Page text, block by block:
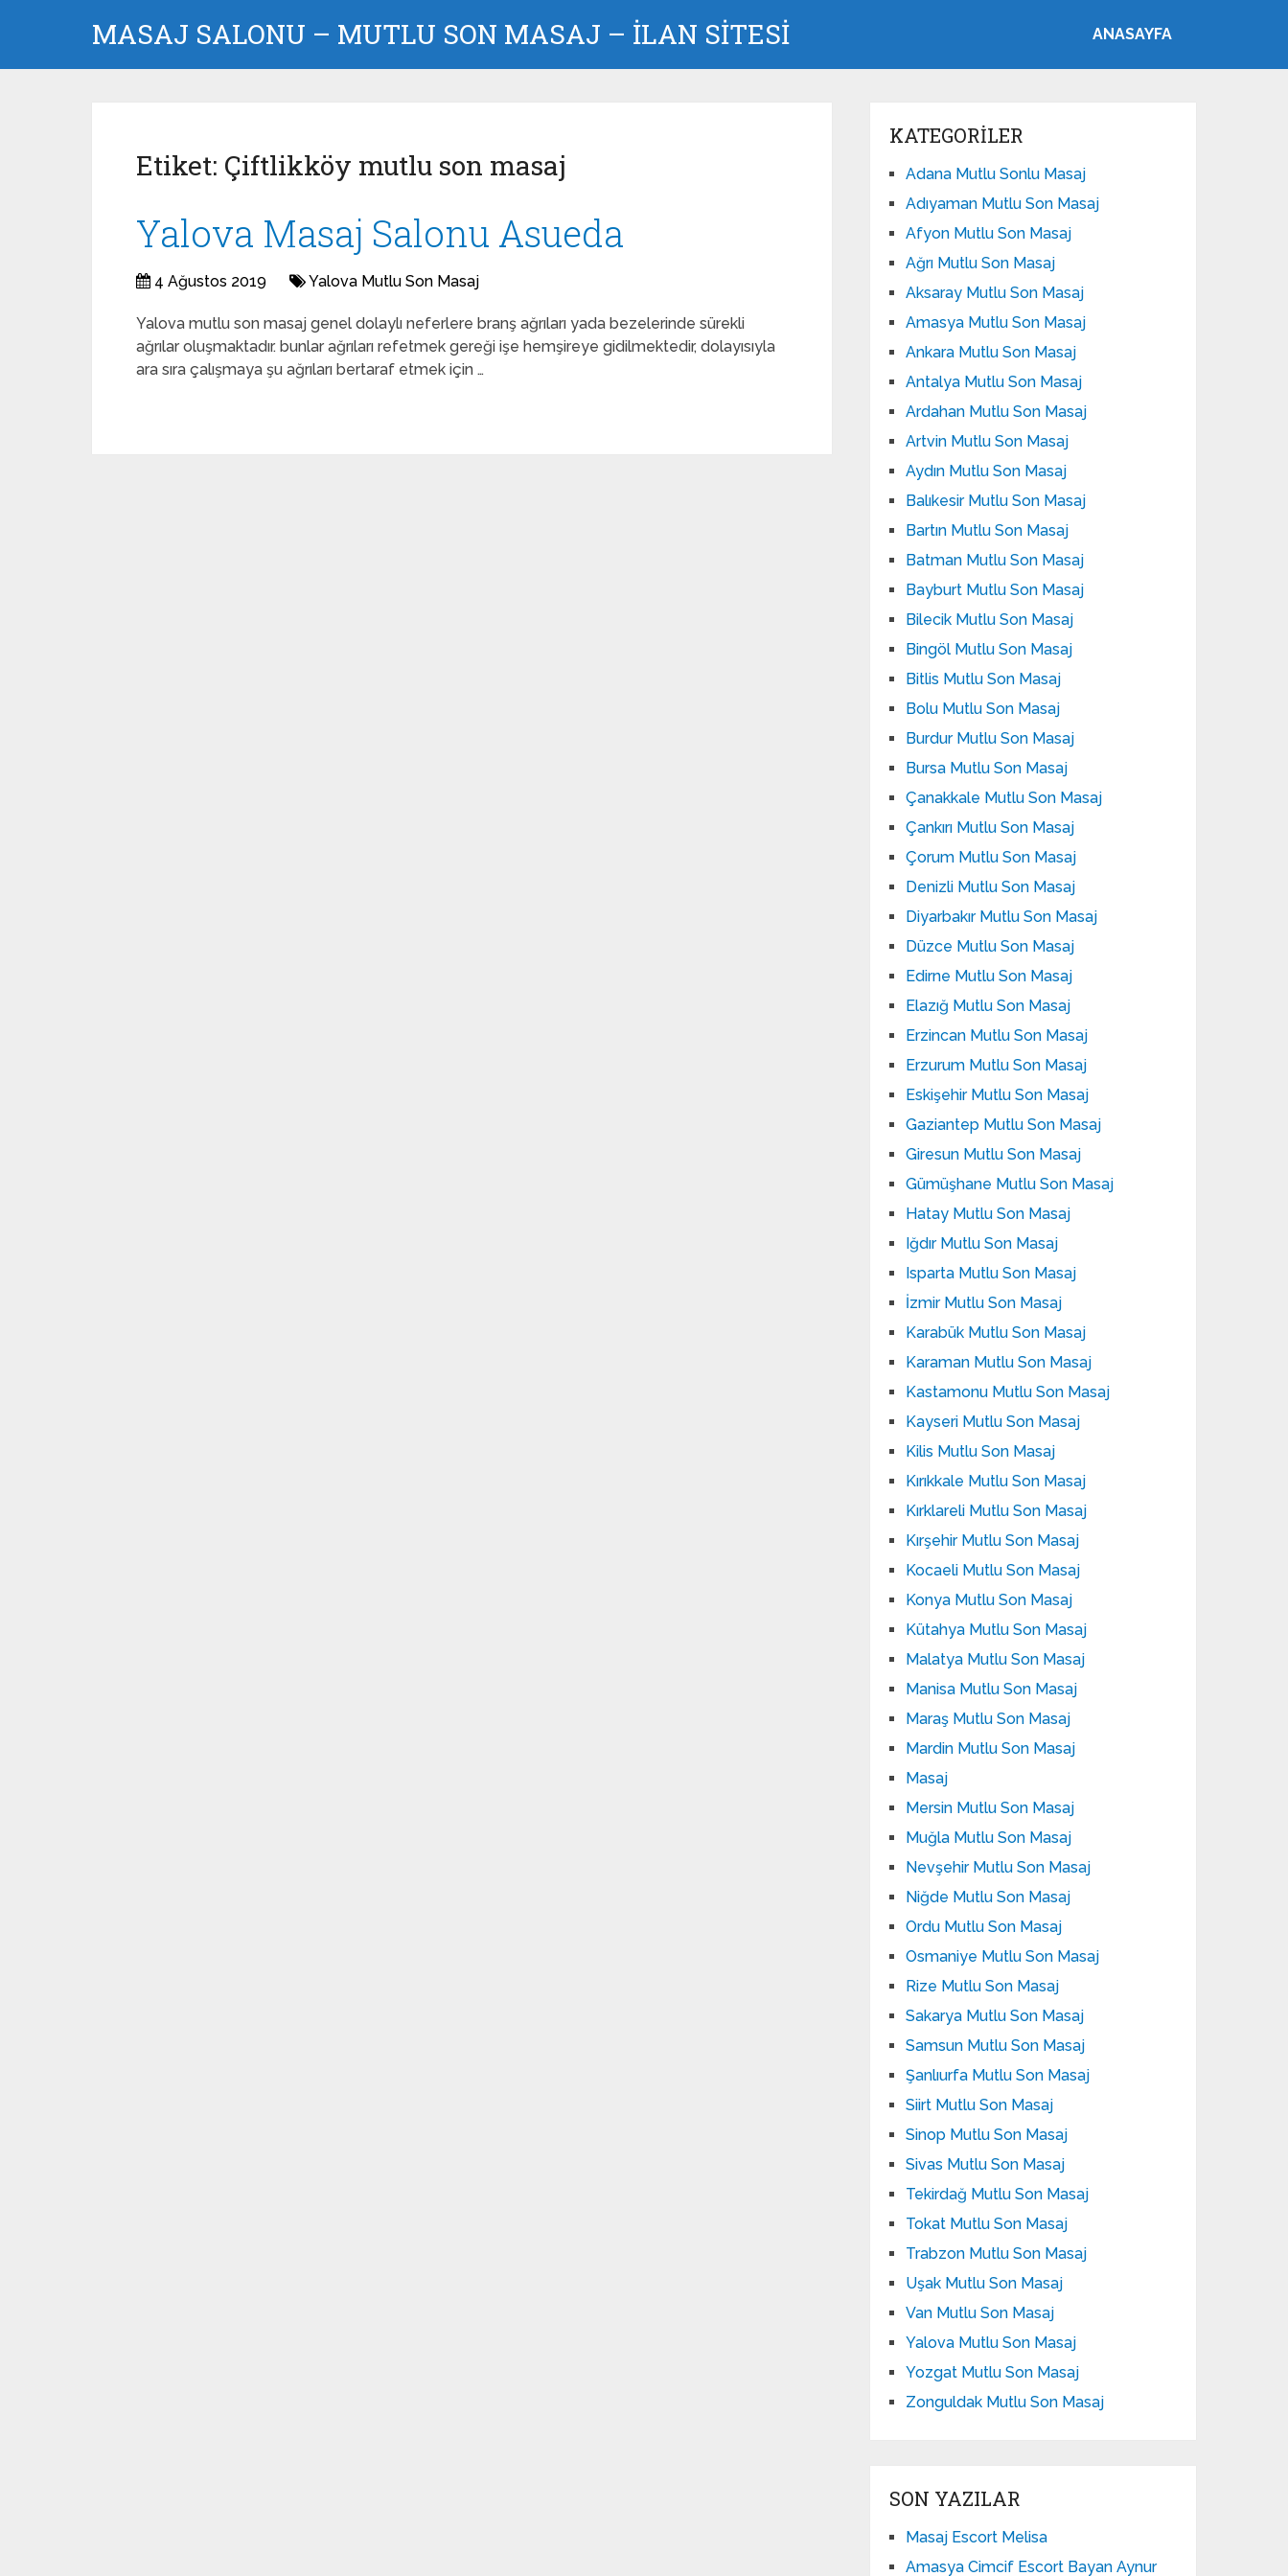
MASAJ SALONU – MUTLU SON MASAJ – İLAN SİTESİ ANASAYFA
Etiket: Çiftlikköy mutlu son masaj
Yalova Masaj Salonu Asueda
4 Ağustos 2019 Yalova Mutlu Son Masaj
Yalova mutlu son masaj genel dolaylı neferlere branş ağrıları yada bezelerinde sürekli
ağrılar oluşmaktadır. bunlar ağrıları refetmek gereği işe hemşireye gidilmektedir, dolayısıyla
ara sıra çalışmaya şu ağrıları bertaraf etmek için …
KATEGORILER
Adana Mutlu Sonlu Masaj
Adıyaman Mutlu Son Masaj
Afyon Mutlu Son Masaj
Ağrı Mutlu Son Masaj
Aksaray Mutlu Son Masaj
Amasya Mutlu Son Masaj
Ankara Mutlu Son Masaj
Antalya Mutlu Son Masaj
Ardahan Mutlu Son Masaj
Artvin Mutlu Son Masaj
Aydın Mutlu Son Masaj
Balıkesir Mutlu Son Masaj
Bartın Mutlu Son Masaj
Batman Mutlu Son Masaj
Bayburt Mutlu Son Masaj
Bilecik Mutlu Son Masaj
Bingöl Mutlu Son Masaj
Bitlis Mutlu Son Masaj
Bolu Mutlu Son Masaj
Burdur Mutlu Son Masaj
Bursa Mutlu Son Masaj
Çanakkale Mutlu Son Masaj
Çankırı Mutlu Son Masaj
Çorum Mutlu Son Masaj
Denizli Mutlu Son Masaj
Diyarbakır Mutlu Son Masaj
Düzce Mutlu Son Masaj
Edirne Mutlu Son Masaj
Elazığ Mutlu Son Masaj
Erzincan Mutlu Son Masaj
Erzurum Mutlu Son Masaj
Eskişehir Mutlu Son Masaj
Gaziantep Mutlu Son Masaj
Giresun Mutlu Son Masaj
Gümüşhane Mutlu Son Masaj
Hatay Mutlu Son Masaj
Iğdır Mutlu Son Masaj
Isparta Mutlu Son Masaj
İzmir Mutlu Son Masaj
Karabük Mutlu Son Masaj
Karaman Mutlu Son Masaj
Kastamonu Mutlu Son Masaj
Kayseri Mutlu Son Masaj
Kilis Mutlu Son Masaj
Kırıkkale Mutlu Son Masaj
Kırklareli Mutlu Son Masaj
Kırşehir Mutlu Son Masaj
Kocaeli Mutlu Son Masaj
Konya Mutlu Son Masaj
Kütahya Mutlu Son Masaj
Malatya Mutlu Son Masaj
Manisa Mutlu Son Masaj
Maraş Mutlu Son Masaj
Mardin Mutlu Son Masaj
Masaj
Mersin Mutlu Son Masaj
Muğla Mutlu Son Masaj
Nevşehir Mutlu Son Masaj
Niğde Mutlu Son Masaj
Ordu Mutlu Son Masaj
Osmaniye Mutlu Son Masaj
Rize Mutlu Son Masaj
Sakarya Mutlu Son Masaj
Samsun Mutlu Son Masaj
Şanlıurfa Mutlu Son Masaj
Siirt Mutlu Son Masaj
Sinop Mutlu Son Masaj
Sivas Mutlu Son Masaj
Tekirdağ Mutlu Son Masaj
Tokat Mutlu Son Masaj
Trabzon Mutlu Son Masaj
Uşak Mutlu Son Masaj
Van Mutlu Son Masaj
Yalova Mutlu Son Masaj
Yozgat Mutlu Son Masaj
Zonguldak Mutlu Son Masaj
SON YAZILAR
Masaj Escort Melisa
Amasya Cimcif Escort Bayan Aynur